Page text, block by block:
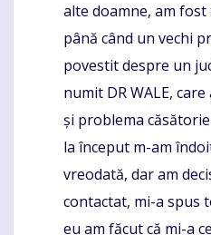
alte doamne, am
până când un vechi
povestit despre un
numit DR WALE,
și problema
la început m-am
vreodată, dar am
contactat, mi-a spus
eu am făcut că mi-a